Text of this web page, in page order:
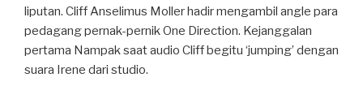
liputan. Cliff Anselimus Moller hadir mengambil angle para
pedagang pernak-pernik One Direction. Kejanggalan
pertama Nampak saat audio Cliff begitu ‘jumping’ dengan
suara Irene dari studio.